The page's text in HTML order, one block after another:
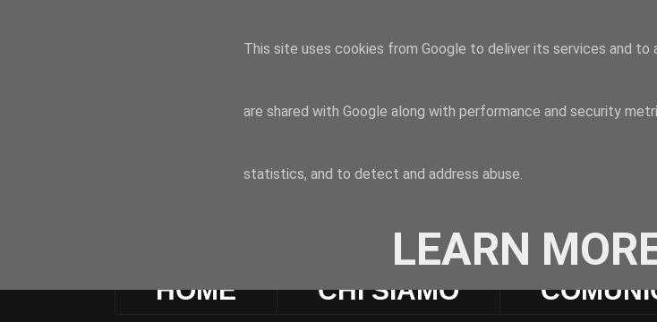
HOME CHI SIAMO
This site uses cookies from Google to deliver its services and to
are shared with Google along with performance and security
statistics, and to detect and address abuse.
LEARN